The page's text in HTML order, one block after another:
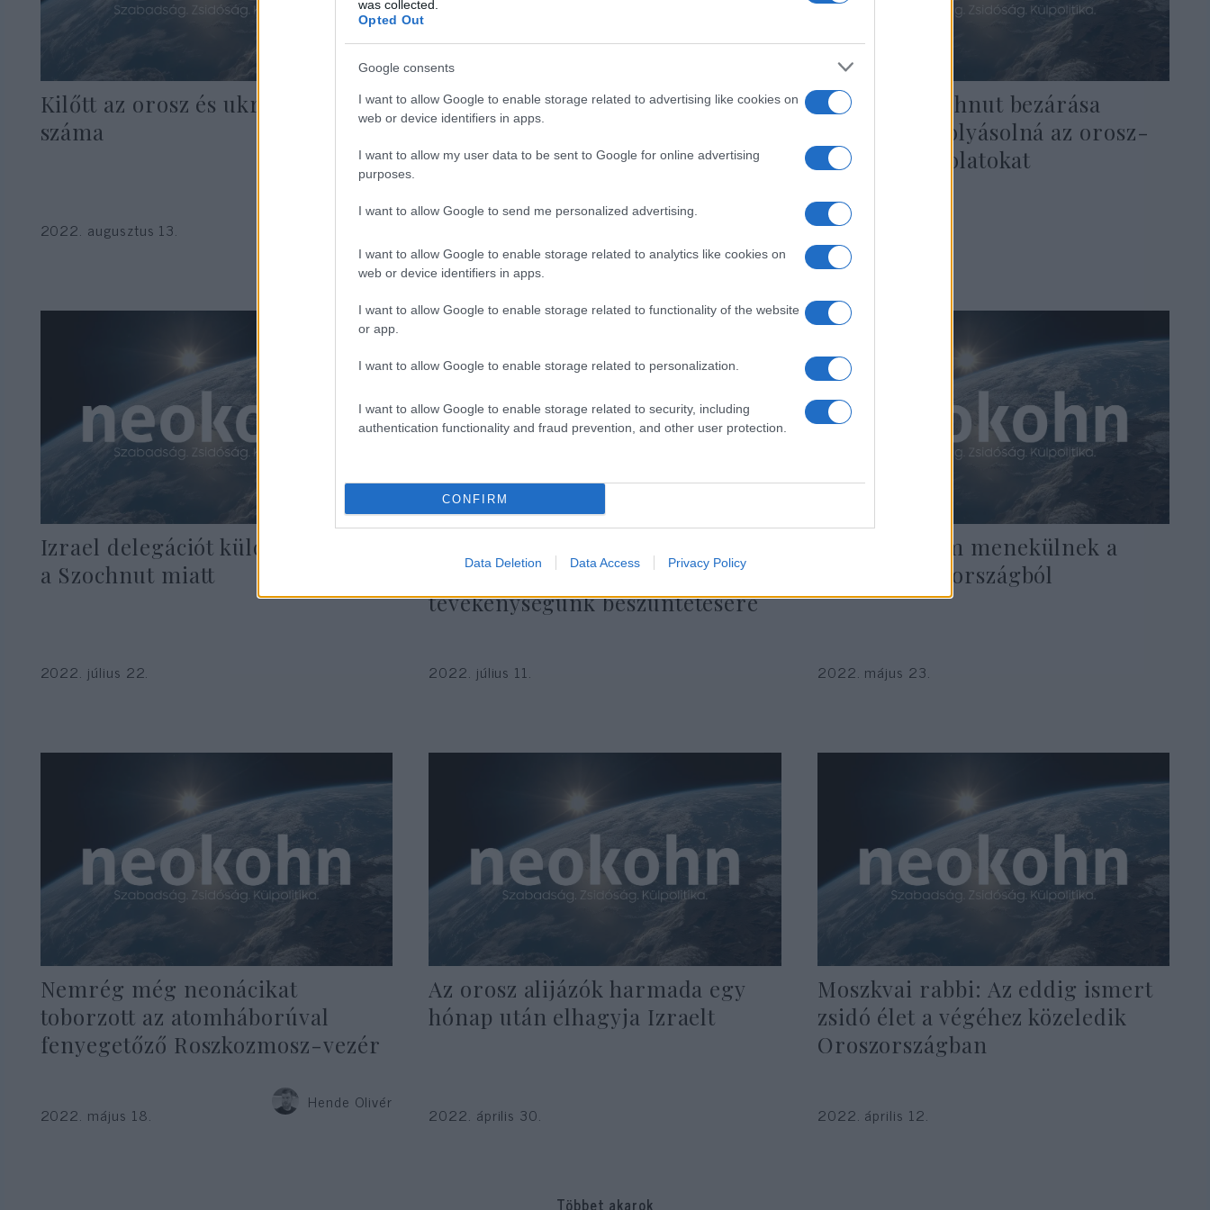
was collected.
Opted Out
Google consents
I want to allow Google to enable storage related to advertising like cookies on
web or device identifiers in apps.
I want to allow my user data to be sent to Google for online advertising
purposes.
I want to allow Google to send me personalized advertising.
I want to allow Google to enable storage related to analytics like cookies on
web or device identifiers in apps.
I want to allow Google to enable storage related to functionality of the website
or app.
I want to allow Google to enable storage related to personalization.
I want to allow Google to enable storage related to security, including
authentication functionality and fraud prevention, and other user protection.
CONFIRM
Data Deletion Data Access Privacy Policy
Kilőtt az orosz és ukrán alijázók
száma
2022. augusztus 13.
Kemény kritikát fogalmazott meg
a volt moszkvai főrabbi
Oroszországgal szemben
Lapid: a Szochnut bezárása
nagyban befolyásolná az orosz-
izraeli kapcsolatokat
2022. július 24.
Izrael delegációt küld Moszkvába
a Szochnut miatt
2022. július 22.
utasított minket a
tevékenységünk beszüntetésére
2022. július 11.
Egyelőre nem menekülnek a
zsidók Oroszországból
2022. május 23.
Nemrég még neonácikat
toborzott az atomháborúval
fenyegetőző Roszkozmosz-vezér
Hende Olivér
2022. május 18.
Az orosz alijázók harmada egy
hónap után elhagyja Izraelt
2022. április 30.
Moszkvai rabbi: Az eddig ismert
zsidó élet a végéhez közeledik
Oroszországban
2022. április 12.
Többet akarok